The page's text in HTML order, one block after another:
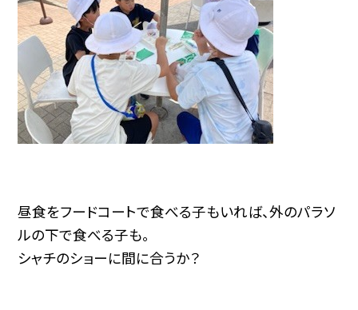
昼食をフードコートで食べる子もいれば、外のパラソ
ルの下で食べる子も。
シャチのショーに間に合うか？